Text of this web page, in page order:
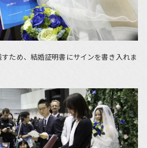
ため、結婚証明書にサインを書き入れま